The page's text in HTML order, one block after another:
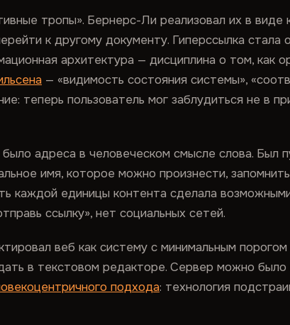
тропы». Бернерс-Ли реализовал их в виде
к другому документу. Гиперссылка стала
архитектура — дисциплина о том, как
— «видимость состояния системы»,
теперь пользователь мог заблудиться не в
адреса в человеческом смысле слова. Был
имя, которое можно произнести,
каждой единицы контента сделала
ссылку», нет социальных сетей.
веб как систему с минимальным
в текстовом редакторе. Сервер можно
подхода: технология